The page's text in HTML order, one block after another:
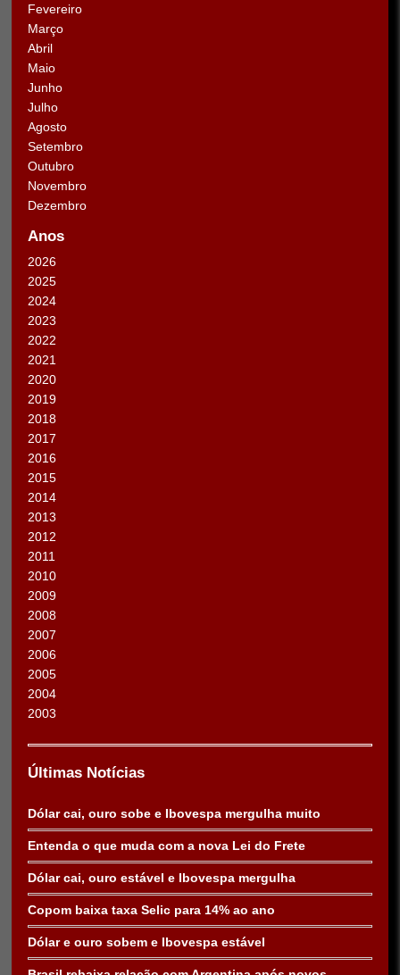
Fevereiro
Março
Abril
Maio
Junho
Julho
Agosto
Setembro
Outubro
Novembro
Dezembro
Anos
2026
2025
2024
2023
2022
2021
2020
2019
2018
2017
2016
2015
2014
2013
2012
2011
2010
2009
2008
2007
2006
2005
2004
2003
Últimas Notícias
Dólar cai, ouro sobe e Ibovespa mergulha muito
Entenda o que muda com a nova Lei do Frete
Dólar cai, ouro estável e Ibovespa mergulha
Copom baixa taxa Selic para 14% ao ano
Dólar e ouro sobem e Ibovespa estável